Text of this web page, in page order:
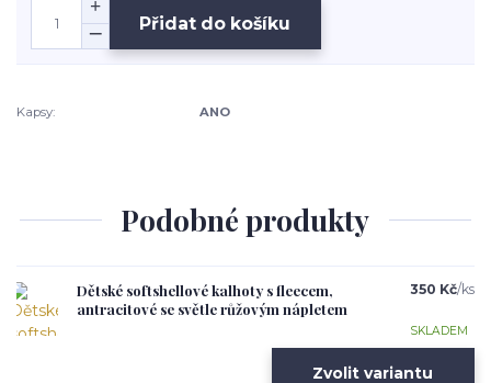
Přidat do košíku
Kapsy: ANO
Podobné produkty
Dětské softshellové kalhoty s fleecem,
antracitové se světle růžovým nápletem
350 Kč/ks
SKLADEM
Zvolit variantu